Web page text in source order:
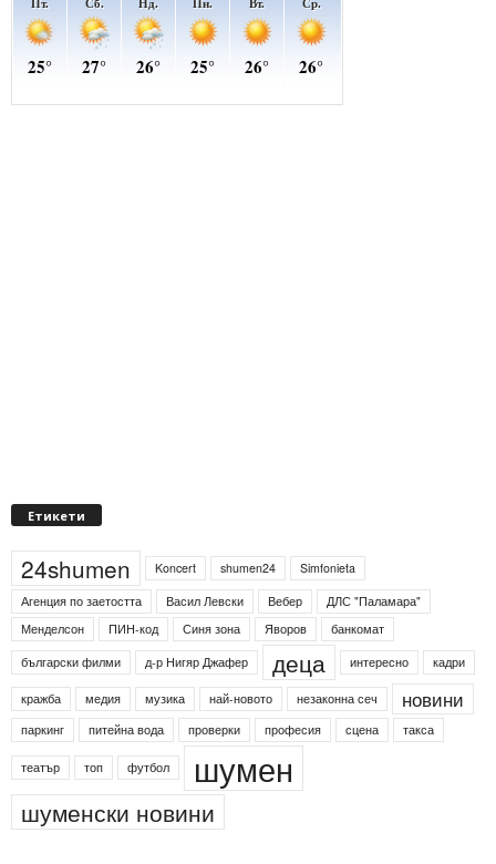
Етикети
24shumen Koncert shumen24
Simfonieta
Агенция по заетостта
Васил Левски Вебер
ДЛС "Паламара"
Менделсон
ПИН-код Синя зона Яворов
банкомат
български филми
д-р Нигяр Джафер деца интересно кадри
кражба медия музика най-новото незаконна сеч новини
паркинг питейна вода проверки професия сцена такса
театър топ футбол шумен
шуменски новини